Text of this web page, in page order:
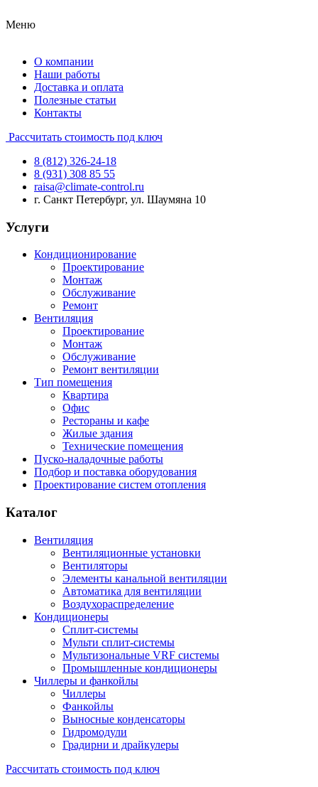
Меню
О компании
Наши работы
Доставка и оплата
Полезные статьи
Контакты
Рассчитать стоимость под ключ
8 (812) 326-24-18
8 (931) 308 85 55
raisa@climate-control.ru
г. Санкт Петербург, ул. Шаумяна 10
Услуги
Кондиционирование
Проектирование
Монтаж
Обслуживание
Ремонт
Вентиляция
Проектирование
Монтаж
Обслуживание
Ремонт вентиляции
Тип помещения
Квартира
Офис
Рестораны и кафе
Жилые здания
Технические помещения
Пуско-наладочные работы
Подбор и поставка оборудования
Проектирование систем отопления
Каталог
Вентиляция
Вентиляционные установки
Вентиляторы
Элементы канальной вентиляции
Автоматика для вентиляции
Воздухораспределение
Кондиционеры
Сплит-системы
Мульти сплит-системы
Мультизональные VRF системы
Промышленные кондиционеры
Чиллеры и фанкойлы
Чиллеры
Фанкойлы
Выносные конденсаторы
Гидромодули
Градирни и драйкулеры
Рассчитать стоимость под ключ